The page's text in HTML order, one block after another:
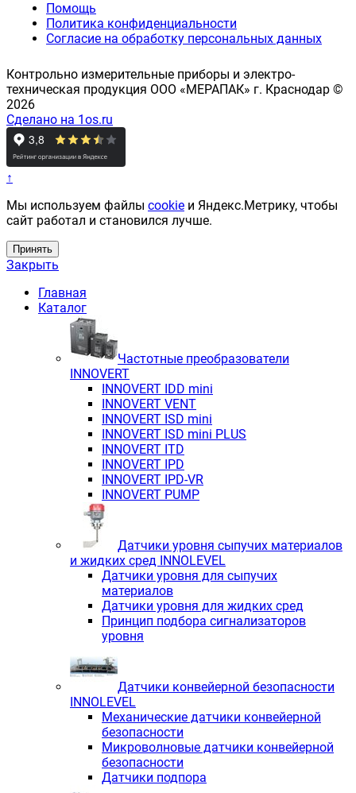
Помощь
Политика конфиденциальности
Согласие на обработку персональных данных
Контрольно измерительные приборы и электро-
техническая продукция ООО «МЕРАПАК» г. Краснодар ©
2026
Сделано на 1os.ru
↑
Мы используем файлы cookie и Яндекс.Метрику, чтобы
сайт работал и становился лучше.
Принять
Закрыть
Главная
Каталог
Частотные преобразователи
INNOVERT
INNOVERT IDD mini
INNOVERT VENT
INNOVERT ISD mini
INNOVERT ISD mini PLUS
INNOVERT ITD
INNOVERT IРD
INNOVERT IРD-VR
INNOVERT PUMP
Датчики уровня сыпучих материалов
и жидких сред INNOLEVEL
Датчики уровня для сыпучих
материалов
Датчики уровня для жидких сред
Принцип подбора сигнализаторов
уровня
Датчики конвейерной безопасности
INNOLEVEL
Механические датчики конвейерной
безопасности
Микроволновые датчики конвейерной
безопасности
Датчики подпора